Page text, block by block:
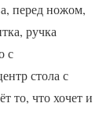
перед ножом,
ручка
с
стола с
то, что хочет и